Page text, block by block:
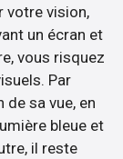
votre vision,
un écran et
vous risquez
Par
sa vue, en
bleue et
il reste